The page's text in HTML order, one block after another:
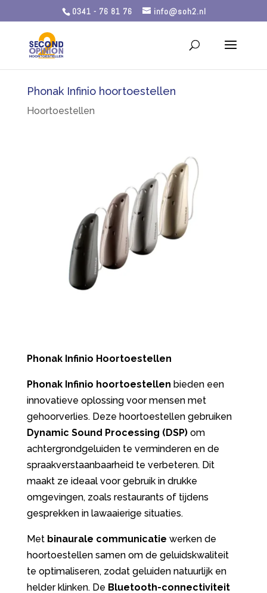
0341 - 76 81 76 info@soh2.nl
Phonak Infinio hoortoestellen
Hoortoestellen
Phonak Infinio Hoortoestellen
Phonak Infinio hoortoestellen bieden een
innovatieve oplossing voor mensen met
gehoorverlies. Deze hoortoestellen gebruiken
Dynamic Sound Processing (DSP)om
achtergrondgeluiden te verminderen en de
spraakverstaanbaarheid te verbeteren. Dit
maakt ze ideaal voor gebruik in drukke
omgevingen, zoals restaurants of tijdens
gesprekken in lawaaierige situaties.
Met binaurale communicatie werken de
hoortoestellen samen om de geluidskwaliteit
te optimaliseren, zodat geluiden natuurlijk en
helder klinken. De Bluetooth-connectiviteit